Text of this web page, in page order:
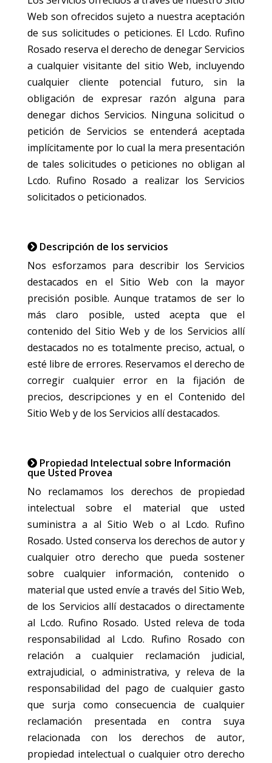
Web son ofrecidos sujeto a nuestra aceptación
de sus solicitudes o peticiones. El Lcdo. Rufino
Rosado reserva el derecho de denegar Servicios
a cualquier visitante del sitio Web, incluyendo
cualquier cliente potencial futuro, sin la
obligación de expresar razón alguna para
denegar dichos Servicios. Ninguna solicitud o
petición de Servicios se entenderá aceptada
implícitamente por lo cual la mera presentación
de tales solicitudes o peticiones no obligan al
Lcdo. Rufino Rosado a realizar los Servicios
solicitados o peticionados.
Descripción de los servicios
Nos esforzamos para describir los Servicios
destacados en el Sitio Web con la mayor
precisión posible. Aunque tratamos de ser lo
más claro posible, usted acepta que el
contenido del Sitio Web y de los Servicios allí
destacados no es totalmente preciso, actual, o
esté libre de errores. Reservamos el derecho de
corregir cualquier error en la fijación de
precios, descripciones y en el Contenido del
Sitio Web y de los Servicios allí destacados.
Propiedad Intelectual sobre Información
que Usted Provea
No reclamamos los derechos de propiedad
intelectual sobre el material que usted
suministra a al Sitio Web o al Lcdo. Rufino
Rosado. Usted conserva los derechos de autor y
cualquier otro derecho que pueda sostener
sobre cualquier información, contenido o
material que usted envíe a través del Sitio Web,
de los Servicios allí destacados o directamente
al Lcdo. Rufino Rosado. Usted releva de toda
responsabilidad al Lcdo. Rufino Rosado con
relación a cualquier reclamación judicial,
extrajudicial, o administrativa, y releva de la
responsabilidad del pago de cualquier gasto
que surja como consecuencia de cualquier
reclamación presentada en contra suya
relacionada con los derechos de autor,
propiedad intelectual o cualquier otro derecho